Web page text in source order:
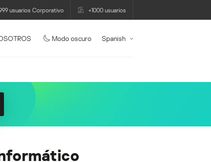
usuarios Corporativo +1000 usuarios
Modo oscuro Spanish